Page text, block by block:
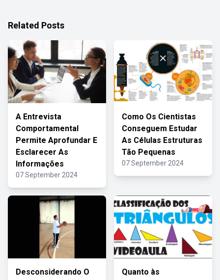
Related Posts
A Entrevista
Comportamental
Permite Aprofundar E
Esclarecer As
Informações
07 September 2024
Como Os Cientistas
Conseguem Estudar
As Células Estruturas
Tão Pequenas
07 September 2024
Desconsiderando O
Quanto às